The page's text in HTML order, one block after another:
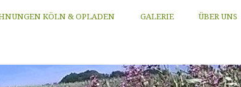
KÖLN & OPLADEN GALERIE ÜBER UNS